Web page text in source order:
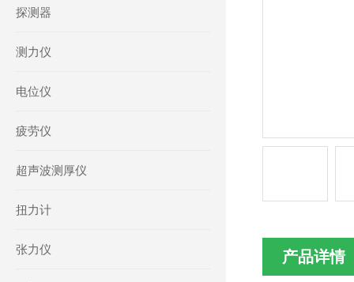
探测器
测力仪
电位仪
疲劳仪
超声波测厚仪
扭力计
张力仪 产品详情